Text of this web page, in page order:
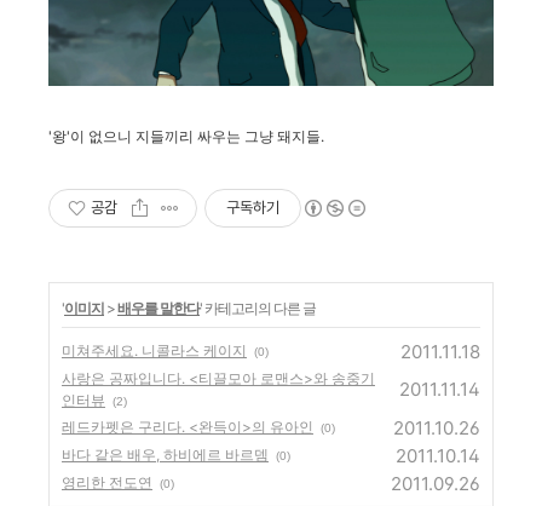
'왕'이 없으니 지들끼리 싸우는 그냥 돼지들.
공감 구독하기
'이미지 >배우를 말한다' 카테고리의 다른 글
미쳐주세요. 니콜라스 케이지 (0) 2011.11.18
사랑은 공짜입니다. <티끌모아 로맨스>와 송중기
인터뷰
(2)
2011.11.14
레드카펫은 구리다. <완득이>의 유아인 (0) 2011.10.26
바다 같은 배우, 하비에르 바르뎀 (0) 2011.10.14
영리한 전도연 (0) 2011.09.26